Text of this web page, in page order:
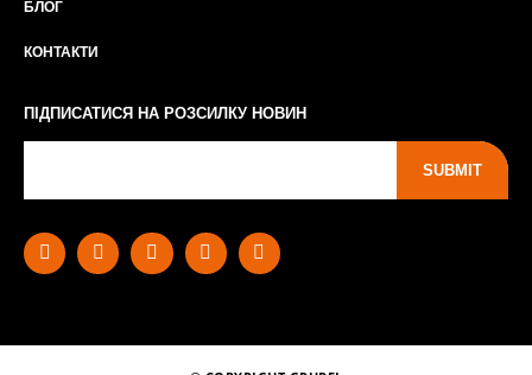
БЛОГ
КОНТАКТИ
ПІДПИСАТИСЯ НА РОЗСИЛКУ НОВИН
SUBMIT